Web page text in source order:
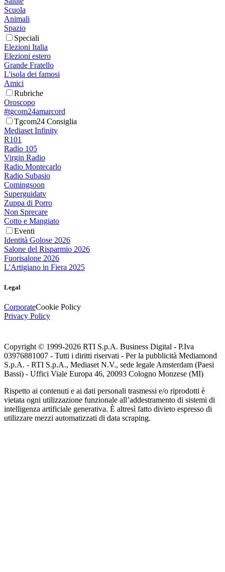
Scuola
Animali
Spazio
Speciali
Elezioni Italia
Elezioni estero
Grande Fratello
L'isola dei famosi
Amici
Rubriche
Oroscopo
#tgcom24amarcord
Tgcom24 Consiglia
Mediaset Infinity
R101
Radio 105
Virgin Radio
Radio Montecarlo
Radio Subasio
Comingsoon
Superguidatv
Zuppa di Porro
Non Sprecare
Cotto e Mangiato
Eventi
Identità Golose 2026
Salone del Risparmio 2026
Fuorisalone 2026
L'Artigiano in Fiera 2025
Legal
CorporateCookie Policy
Privacy Policy
Copyright © 1999-2026 RTI S.p.A. Business Digital - P.Iva
03976881007 - Tutti i diritti riservati - Per la pubblicità Mediamond
S.p.A. - RTI S.p.A., Mediaset N.V., sede legale Amsterdam (Paesi
Bassi) - Uffici Viale Europa 46, 20093 Cologno Monzese (MI)
Rispetto ai contenuti e ai dati personali trasmessi e/o riprodotti è
vietata ogni utilizzazione funzionale all’addestramento di sistemi di
intelligenza artificiale generativa. È altresì fatto divieto espresso di
utilizzare mezzi automatizzati di data scraping.